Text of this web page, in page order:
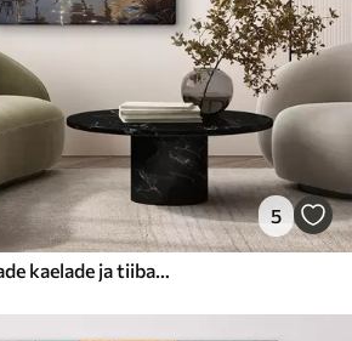
5
Kaks suurt halli, pikkade kaelade ja tiibadega kraanat, mis seisavad puudest ümbritsetud udujärves